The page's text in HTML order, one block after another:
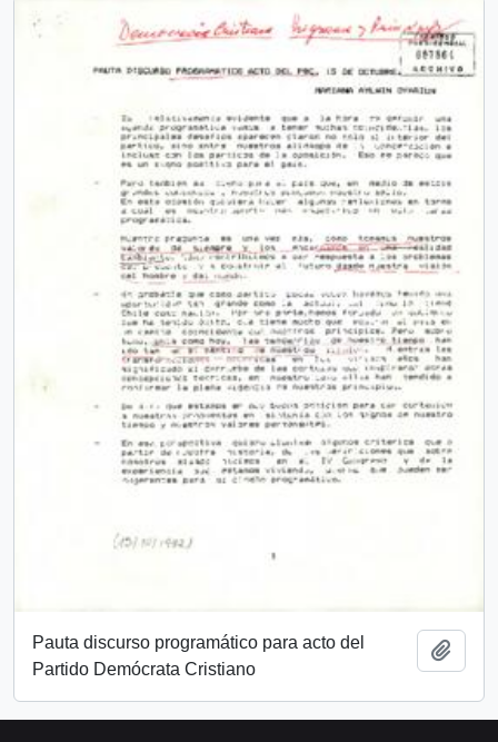
Pauta discurso programático para acto del
Partido Demócrata Cristiano